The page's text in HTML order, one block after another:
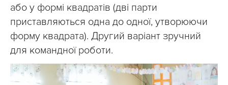
або у формі квадратів (дві парти
приставляються одна до одної, утворюючи
форму квадрата). Другий варіант зручний
для командної роботи.